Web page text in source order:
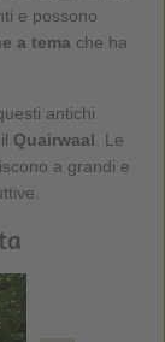
e possono
a tema che ha
antichi
Quairwaal . Le
a grandi e